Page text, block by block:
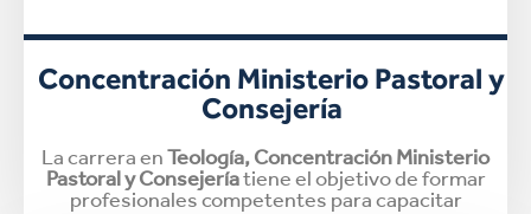
Concentración Ministerio Pastoral y
Consejería
La carrera enTeología, Concentración Ministerio
Pastoral y Consejeríatiene el objetivo de formar
profesionales competentes para capacitar